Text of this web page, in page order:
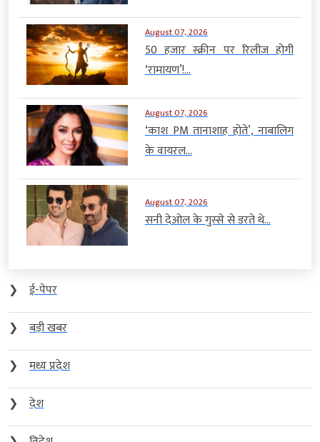
August 07, 2026
50 हजार स्क्रीन पर रिलीज होगी
‘रामायण’!...
August 07, 2026
‘काश PM तानाशाह होते’, नाबालिग
के वायरल...
August 07, 2026
सनी देओल के गुस्से से डरते थे...
❯
ई-पेपर
❯
बड़ी खबर
❯
मध्य प्रदेश
❯
देश